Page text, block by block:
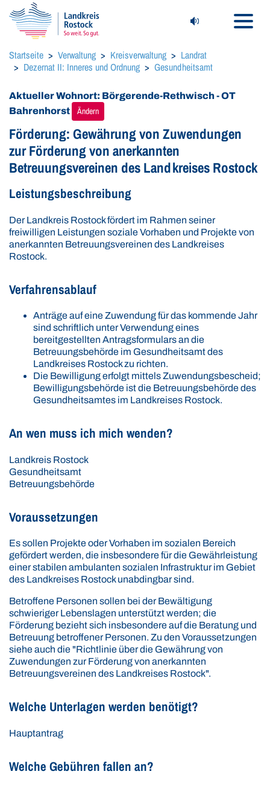
Seite vorlesen
Startseite Verwaltung Kreisverwaltung
Landrat
Dezernat II: Inneres und Ordnung
Gesundheitsamt
Aktueller Wohnort: Börgerende-Rethwisch - OT
Bahrenhorst
Ändern
Förderung: Gewährung von Zuwendungen
zur Förderung von anerkannten
Betreuungsvereinen des Landkreises Rostock
Leistungsbeschreibung
Der Landkreis Rostock fördert im Rahmen seiner
freiwilligen Leistungen soziale Vorhaben und Projekte von
anerkannten Betreuungsvereinen des Landkreises
Rostock.
Verfahrensablauf
Anträge auf eine Zuwendung für das kommende Jahr
sind schriftlich unter Verwendung eines
bereitgestellten Antragsformulars an die
Betreuungsbehörde im Gesundheitsamt des
Landkreises Rostock zu richten.
Die Bewilligung erfolgt mittels Zuwendungsbescheid;
Bewilligungsbehörde ist die Betreuungsbehörde des
Gesundheitsamtes im Landkreises Rostock.
An wen muss ich mich wenden?
Landkreis Rostock
Gesundheitsamt
Betreuungsbehörde
Voraussetzungen
Es sollen Projekte oder Vorhaben im sozialen Bereich
gefördert werden, die insbesondere für die Gewährleistung
einer stabilen ambulanten sozialen Infrastruktur im Gebiet
des Landkreises Rostock unabdingbar sind.
Betroffene Personen sollen bei der Bewältigung
schwieriger Lebenslagen unterstützt werden; die
Förderung bezieht sich insbesondere auf die Beratung und
Betreuung betroffener Personen. Zu den Voraussetzungen
siehe auch die "Richtlinie über die Gewährung von
Zuwendungen zur Förderung von anerkannten
Betreuungsvereinen des Landkreises Rostock".
Welche Unterlagen werden benötigt?
Hauptantrag
Welche Gebühren fallen an?